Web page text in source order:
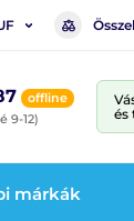
offline
9-12)
és
márkák